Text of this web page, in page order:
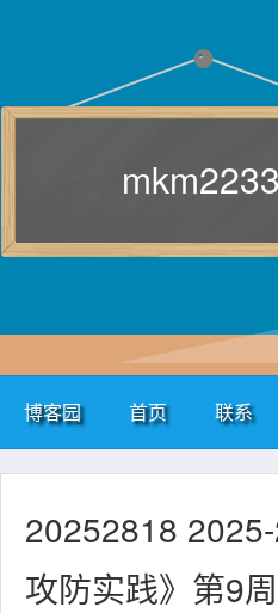
mkm2233
博客园 首页 联系
20252818
攻防实践》第9